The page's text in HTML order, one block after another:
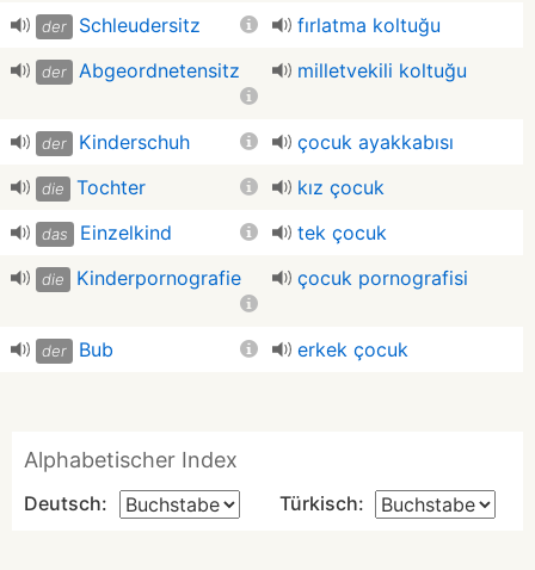
der Schleudersitz fırlatma koltuğu
der Abgeordnetensitz milletvekili koltuğu
der Kinderschuh çocuk ayakkabısı
die Tochter kız çocuk
das Einzelkind tek çocuk
die Kinderpornografie çocuk pornografisi
der Bub erkek çocuk
Alphabetischer Index
Deutsch: Türkisch: